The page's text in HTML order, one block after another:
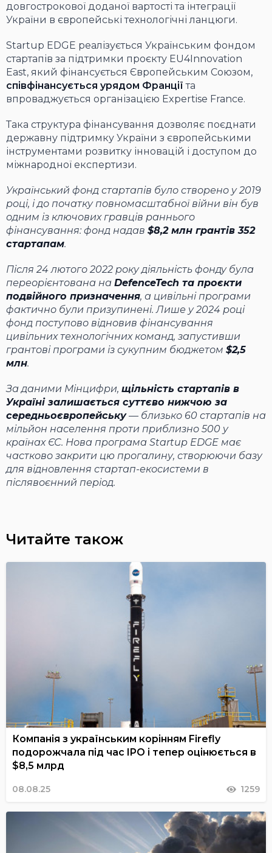
довгострокової доданої вартості та інтеграції
України в європейські технологічні ланцюги.
Startup EDGE реалізується Українським фондом
стартапів за підтримки проєкту EU4Innovation
East, який фінансується Європейським Союзом,
співфінансується урядом Франції та
впроваджується організацією Expertise France.
Така структура фінансування дозволяє поєднати
державну підтримку України з європейськими
інструментами розвитку інновацій і доступом до
міжнародної експертизи.
Український фонд стартапів було створено у 2019
році, і до початку повномасштабної війни він був
одним із ключових гравців раннього
фінансування: фонд надав $8,2 млн грантів 352
стартапам.
Після 24 лютого 2022 року діяльність фонду була
переорієнтована на DefenceTech та проєкти
подвійного призначення, а цивільні програми
фактично були призупинені. Лише у 2024 році
фонд поступово відновив фінансування
цивільних технологічних команд, запустивши
грантові програми із сукупним бюджетом $2,5
млн.
За даними Мінцифри, щільність стартапів в
Україні залишається суттєво нижчою за
середньоєвропейську— близько 60 стартапів на
мільйон населення проти приблизно 500 у
країнах ЄС. Нова програма Startup EDGE має
частково закрити цю прогалину, створюючи базу
для відновлення стартап-екосистеми в
післявоєнний період.
Читайте також
Компанія з українським корінням Firefly
подорожчала під час IPO і тепер оцінюється в
$8,5 млрд
08.08.25 1259